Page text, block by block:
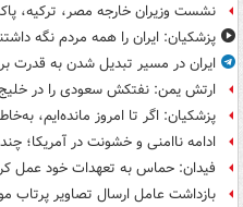
نشست وزیران خارجه مصر، ترکیه،
پزشکیان: ایران را همه مردم نگه
ایران در مسیر تبدیل شدن به قدرت
ارتش یمن: نفتکش سعودی را در
پزشکیان: اگر تا امروز مانده‌ایم،
ادامه ناامنی و خشونت در آمریکا؛
فیدان: حماس به تعهدات خود عمل
بازداشت عامل ارسال تصاویر پرتاب